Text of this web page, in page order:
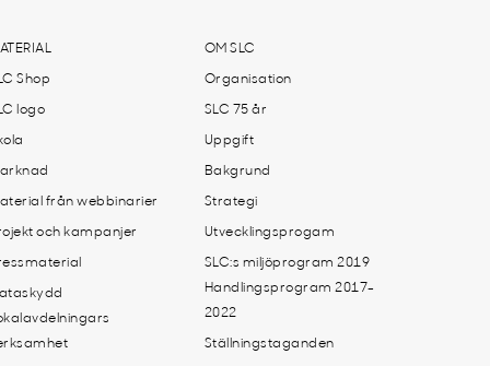
Shop
logo
från webbinarier
och kampanjer
OM SLC
Organisation
SLC 75 år
Uppgift
Bakgrund
Strategi
Utvecklingsprogam
SLC:s miljöprogram 2019
Handlingsprogram 2017-
2022
Ställningstaganden